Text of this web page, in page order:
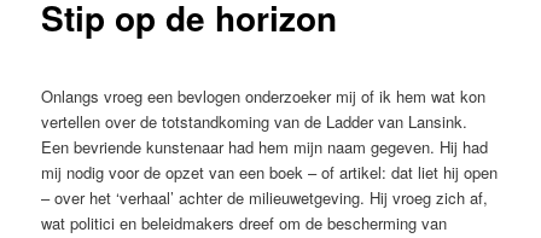
Stip op de horizon
Onlangs vroeg een bevlogen onderzoeker mij of ik hem wat kon
vertellen over de totstandkoming van de Ladder van Lansink.
Een bevriende kunstenaar had hem mijn naam gegeven. Hij had
mij nodig voor de opzet van een boek – of artikel: dat liet hij open
– over het ‘verhaal’ achter de milieuwetgeving. Hij vroeg zich af,
wat politici en beleidmakers dreef om de bescherming van